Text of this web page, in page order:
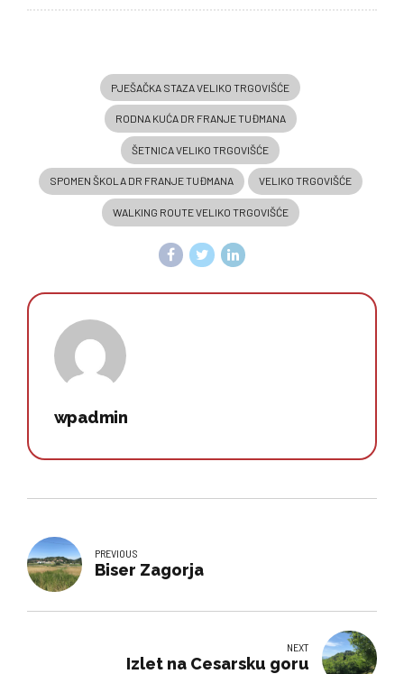
PJEŠAČKA STAZA VELIKO TRGOVIŠĆE
RODNA KUĆA DR FRANJE TUĐMANA
ŠETNICA VELIKO TRGOVIŠĆE
SPOMEN ŠKOLA DR FRANJE TUĐMANA VELIKO TRGOVIŠĆE
WALKING ROUTE VELIKO TRGOVIŠĆE
wpadmin
PREVIOUS
Biser Zagorja
NEXT
Izlet na Cesarsku goru